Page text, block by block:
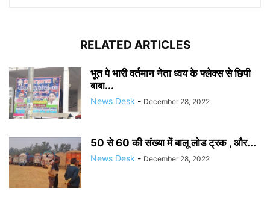
RELATED ARTICLES
भूत पे भारी वर्तमान नेता ध्वय के फ्लेक्स से छिपी
बाबा...
News Desk - December 28, 2022
50 से 60 की संख्या में बालू लोड ट्रक , और...
News Desk - December 28, 2022